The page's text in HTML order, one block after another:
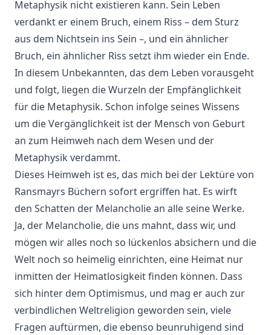
Metaphysik nicht existieren kann. Sein Leben
verdankt er einem Bruch, einem Riss – dem Sturz
aus dem Nichtsein ins Sein –, und ein ähnlicher
Bruch, ein ähnlicher Riss setzt ihm wieder ein Ende.
In diesem Unbekannten, das dem Leben vorausgeht
und folgt, liegen die Wurzeln der Empfänglichkeit
für die Metaphysik. Schon infolge seines Wissens
um die Vergänglichkeit ist der Mensch von Geburt
an zum Heimweh nach dem Wesen und der
Metaphysik verdammt.
Dieses Heimweh ist es, das mich bei der Lektüre von
Ransmayrs Büchern sofort ergriffen hat. Es wirft
den Schatten der Melancholie an alle seine Werke.
Ja, der Melancholie, die uns mahnt, dass wir, und
mögen wir alles noch so lückenlos absichern und die
Welt noch so heimelig einrichten, eine Heimat nur
inmitten der Heimatlosigkeit finden können. Dass
sich hinter dem Optimismus, und mag er auch zur
verbindlichen Weltreligion geworden sein, viele
Fragen auftürmen, die ebenso beunruhigend sind